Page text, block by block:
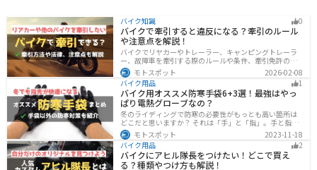
バイク知識 0
バイクで牽引すると違反になる？牽引のルール
や注意点を解説！
バイクでリヤカーやトレーラー、キャンピングトレーラ
ー、故障車を牽引する際のルールや条件、牽引免許の有
無、速度制限、必要な装備をわかりやすく解説。メリッ
ト・デメリットや注意点も紹介し、安全にバイクの積載
力をアップする方法をまとめました。
モトスポット
2026-02-08
バイク用品
1
バイク用オススメ防寒手袋6+3選！最強はやっ
ぱり電熱グローブなの？
冬のライディングで防寒の必要性がもっとも高い箇所は
どこだと思いますか？ それは「手」と「指」。手と指が
冷えてしまうと、防寒ジャケットをいくら着込んでも寒
さから逃れることはできません。そんな防寒の要となる
オススメ防寒手袋を紹介します。
モトスポット
2023-11-18
バイク用品
2
バイクにアヒル隊長をつけたい！どこで買え
る？種類やつけ方も解説！